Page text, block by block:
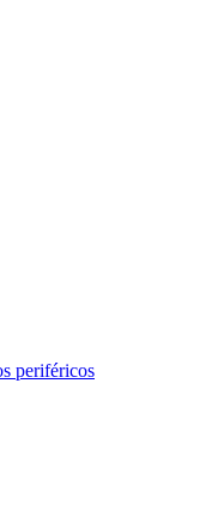
periféricos